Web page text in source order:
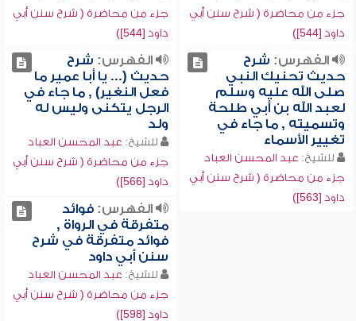
جزء من محاضرة ( شرح سنن أبي
داود [544])
جزء من محاضرة ( شرح سنن أبي
داود [544])
الفهرس: شرح
حديث تحنيك النبي
صلى الله عليه وسلم
لعبد الله بن أبي طلحة
وتسميته , ما جاء في
تغيير الأسماء
للشيخ: عبد المحسن العباد
جزء من محاضرة ( شرح سنن أبي
داود [563])
الفهرس: شرح
حديث (... يا أبا عمير ما
فعل النغير) , ما جاء في
الرجل يتكنى وليس له
ولد
للشيخ: عبد المحسن العباد
جزء من محاضرة ( شرح سنن أبي
داود [566])
الفهرس:فوائد
متفرقة في الرواة ,
فوائد متفرقة في شرح
سنن أبي داود
للشيخ: عبد المحسن العباد
جزء من محاضرة ( شرح سنن أبي
داود [598])